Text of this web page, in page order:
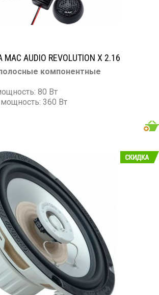
AUDIO REVOLUTION X 2.16
компонентные
80 Вт
360 Вт
32 - 26 000 Гц
90 дБ
4 Ом